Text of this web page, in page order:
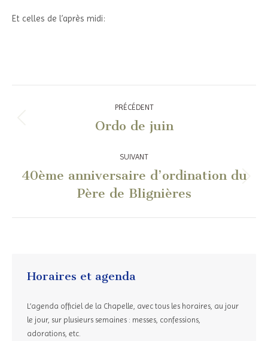
Et celles de l’après midi:
NavigationPRÉCÉDENT
Article
:
Ordo de juin
SUIVANT
Article
suivant
:
40ème anniversaire d’ordination du
Père de Blignières
Horaires et agenda
L’agenda officiel de la Chapelle, avec tous les horaires, au jour
le jour, sur plusieurs semaines : messes, confessions,
adorations, etc.